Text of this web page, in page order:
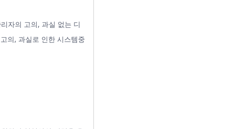
자의 고의, 과실 없는 디
의, 과실로 인한 시스템중